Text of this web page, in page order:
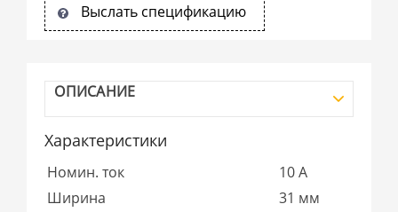
Выслать спецификацию
ОПИСАНИЕ
Характеристики
Номин. ток
10 А
Ширина
31 мм